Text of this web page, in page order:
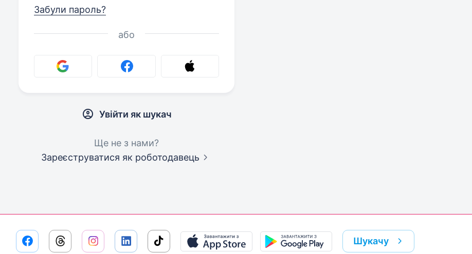
Забули пароль?
або
Увійти як шукач
Ще не з нами?
Зареєструватися як роботодавець
Шукачу